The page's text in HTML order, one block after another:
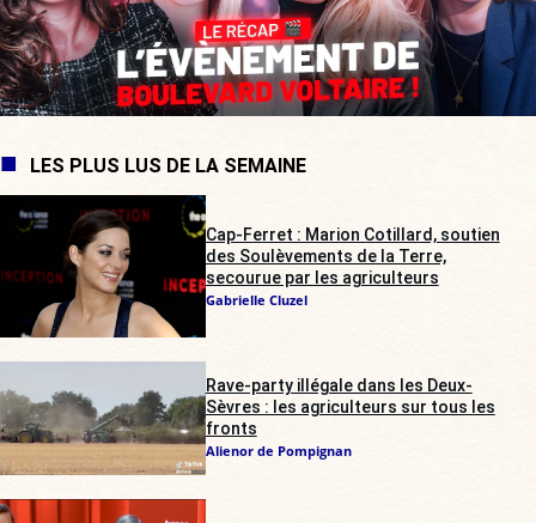
LES PLUS LUS DE LA SEMAINE
Cap-Ferret : Marion Cotillard, soutien
des Soulèvements de la Terre,
secourue par les agriculteurs
Gabrielle Cluzel
Rave-party illégale dans les Deux-
Sèvres : les agriculteurs sur tous les
fronts
Alienor de Pompignan